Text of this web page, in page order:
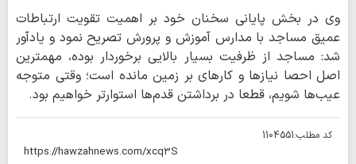
وی در بخش پایانی سخنان خود بر اهمیت تقویت ارتباطات
عمیق مساجد با مدارس آموزش و پرورش تصریح نمود و یادآور
شد: مساجد از ظرفیت بسیار بالایی برخوردار بوده، مهمترین
اصل احصا نیازها و کارهای بر زمین مانده است؛ وقتی متوجه
عیب‌ها شویم، قطعا در برداشتن قدم‌ها استوارتر خواهیم بود.
کد مطلب:1104551